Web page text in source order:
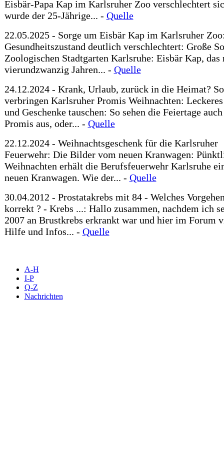
Eisbär-Papa Kap im Karlsruher Zoo verschlechtert
wurde der 25-Jährige... - Quelle
22.05.2025 - Sorge um Eisbär Kap im Karlsruher
Gesundheitszustand deutlich verschlechtert: Große
Zoologischen Stadtgarten Karlsruhe: Eisbär Kap, das
vierundzwanzig Jahren... - Quelle
24.12.2024 - Krank, Urlaub, zurück in die Heimat? So
verbringen Karlsruher Promis Weihnachten:
und Geschenke tauschen: So sehen die Feiertage
Promis aus, oder... - Quelle
22.12.2024 - Weihnachtsgeschenk für die Karlsruher
Feuerwehr: Die Bilder vom neuen Kranwagen:
Weihnachten erhält die Berufsfeuerwehr Karlsruhe
neuen Kranwagen. Wie der... - Quelle
30.04.2012 - Prostatakrebs mit 84 - Welches
korrekt ? - Krebs ...: Hallo zusammen, nachdem ich
2007 an Brustkrebs erkrankt war und hier im Forum
Hilfe und Infos... - Quelle
A-H
I-P
Q-Z
Nachrichten